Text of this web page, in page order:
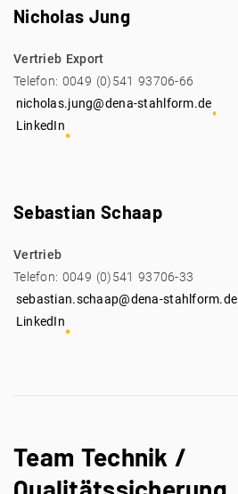
Nicholas Jung
Vertrieb Export
Telefon: 0049 (0)541 93706-66
nicholas.jung@dena-stahlform.de
LinkedIn
Sebastian Schaap
Vertrieb
Telefon: 0049 (0)541 93706-33
sebastian.schaap@dena-stahlform.de
LinkedIn
Team Technik /